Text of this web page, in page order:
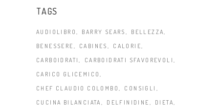
TAGS
AUDIOLIBRO BARRY SEARS
BELLEZZA
BENESSERE
CABINES
CALORIE
CARBOIDRATI
CARBOIDRATI SFAVOREVOLI
CARICO GLICEMICO
CHEF CLAUDIO COLOMBO
CONSIGLI
CUCINA BILANCIATA
DELFINIDINE
DIETA